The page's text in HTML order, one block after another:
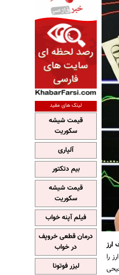
ارز
از این ارز را
لینک های مفید
قیمت شیشه
سکوریت
آلپاری
بیم دتکتور
قیمت شیشه
سکوریت
فیلم آپنه خواب
درمان قطعی خروپف
در خواب
لیزر فوتونا